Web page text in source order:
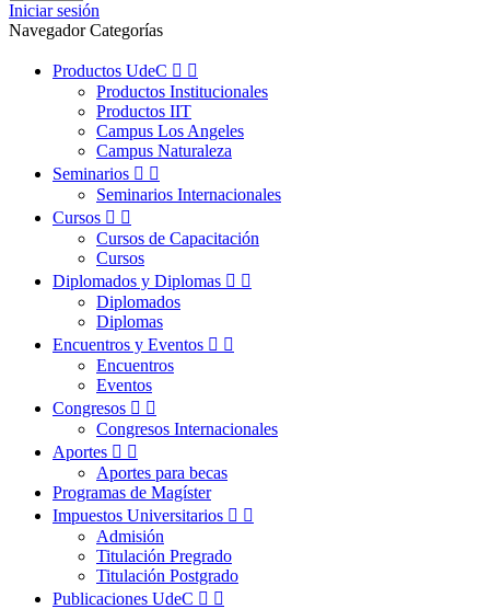
Iniciar sesión
Navegador Categorías
Productos UdeC  
Productos Institucionales
Productos IIT
Campus Los Angeles
Campus Naturaleza
Seminarios  
Seminarios Internacionales
Cursos  
Cursos de Capacitación
Cursos
Diplomados y Diplomas  
Diplomados
Diplomas
Encuentros y Eventos  
Encuentros
Eventos
Congresos  
Congresos Internacionales
Aportes  
Aportes para becas
Programas de Magíster
Impuestos Universitarios  
Admisión
Titulación Pregrado
Titulación Postgrado
Publicaciones UdeC  